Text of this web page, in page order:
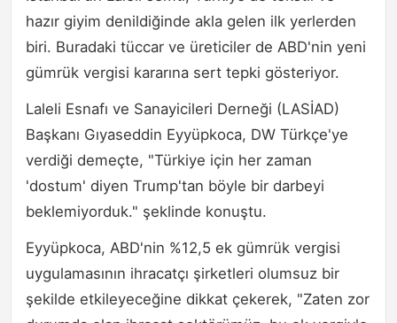
hazır giyim denildiğinde akla gelen ilk yerlerden
biri. Buradaki tüccar ve üreticiler de ABD'nin yeni
gümrük vergisi kararına sert tepki gösteriyor.
Laleli Esnafı ve Sanayicileri Derneği (LASİAD)
Başkanı Gıyaseddin Eyyüpkoca, DW Türkçe'ye
verdiği demeçte, "Türkiye için her zaman
'dostum' diyen Trump'tan böyle bir darbeyi
beklemiyorduk." şeklinde konuştu.
Eyyüpkoca, ABD'nin %12,5 ek gümrük vergisi
uygulamasının ihracatçı şirketleri olumsuz bir
şekilde etkileyeceğine dikkat çekerek, "Zaten zor